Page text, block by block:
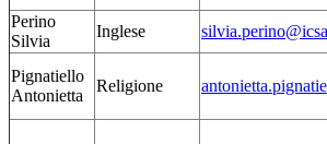
Perino
Silvia
Inglese
Pignatiello
Antonietta
Religione